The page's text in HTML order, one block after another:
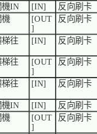
機IN [IN]
反向刷卡
機
[OUT
]
反向刷卡
梯往
[IN] 反向刷卡
往
[OUT
]
反向刷卡
往
[IN] 反向刷卡
機IN [IN]
反向刷卡
機
[OUT
]
反向刷卡